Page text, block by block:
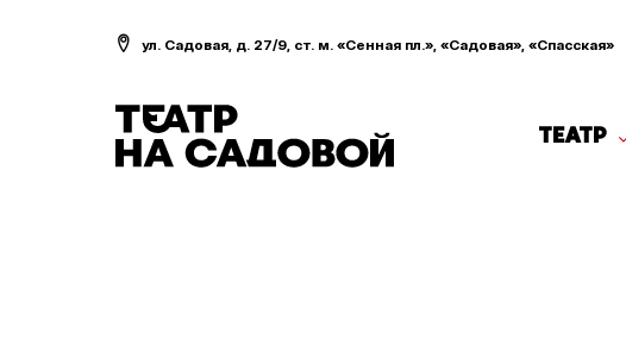
ул. Садовая, д. 27/9, ст. м. «Сенная пл.», «Садовая», «Спасская»
ТЕАТР